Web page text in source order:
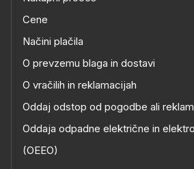
Cene
Načini plačila
O prevzemu blaga in dostavi
O vračilih in reklamacijah
Oddaj odstop od pogodbe ali
Oddaja odpadne električne in
(OEEO)